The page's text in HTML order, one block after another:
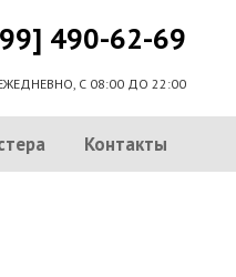
490-62-69
С 08:00 ДО 22:00
Контакты